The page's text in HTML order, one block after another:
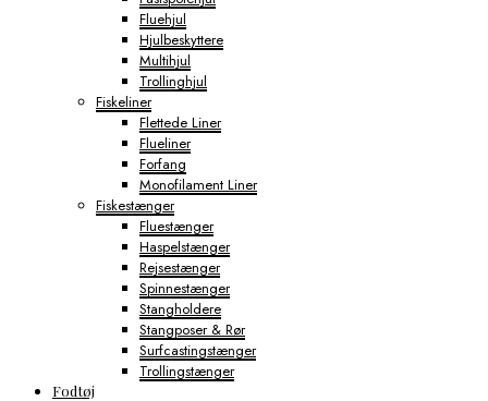
Fluehjul
Hjulbeskyttere
Multihjul
Trollinghjul
Fiskeliner
Flettede Liner
Flueliner
Forfang
Monofilament Liner
Fiskestænger
Fluestænger
Haspelstænger
Rejsestænger
Spinnestænger
Stangholdere
Stangposer & Rør
Surfcastingstænger
Trollingstænger
Fodtøj